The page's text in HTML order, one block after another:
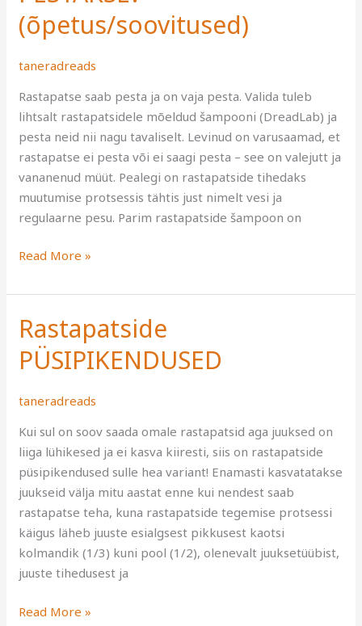
(õpetus/soovitused)
taneradreads
Rastapatse saab pesta ja on vaja pesta. Valida tuleb
lihtsalt rastapatsidele mõeldud šampooni (DreadLab) ja
pesta neid nii nagu tavaliselt. Levinud on varusaamad, et
rastapatse ei pesta või ei saagi pesta – see on valejutt ja
vananenud müüt. Pealegi on rastapatside tihedaks
muutumise protsessis tähtis just nimelt vesi ja
regulaarne pesu. Parim rastapatside šampoon on
(õpetus/soovitused)
Read More »
Rastapatside
PÜSIPIKENDUSED
taneradreads
Kui sul on soov saada omale rastapatsid aga juuksed on
liiga lühikesed ja ei kasva kiiresti, siis on rastapatside
püsipikendused sulle hea variant! Enamasti kasvatatakse
juukseid välja mitu aastat enne kui nendest saab
rastapatse teha, kuna rastapatside tegemise protsessi
käigus läheb juuste esialgsest pikkusest kaotsi
kolmandik (1/3) kuni pool (1/2), olenevalt juuksetüübist,
juuste tihedusest ja
Rastapatside
PÜSIPIKENDUSED
Read More »